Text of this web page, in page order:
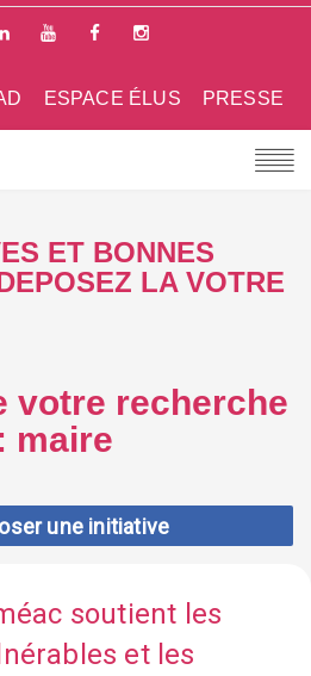
PRESSE
ESPACE ÉLUS
ET BONNES
LA VOTRE
votre recherche
maire
une initiative
soutient les
et les